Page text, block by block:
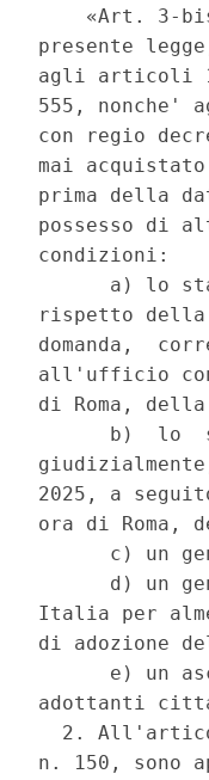
«Art. 3-
presente
agli articoli
555,
con regio
mai
prima della
possesso di
condizioni:
a) lo
rispetto della
domanda,
all'ufficio
di Roma, della
b)  lo
2025, a
ora di Roma,
c) un
d) un
Italia per
di adozione
e) un
adottanti
2.
n. 150, sono